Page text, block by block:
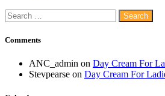
Search
for:
Comments
ANC_admin on Day Cream For
Stevpearse on Day Cream For